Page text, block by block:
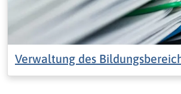
Verwaltung des